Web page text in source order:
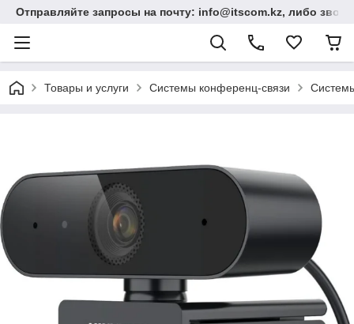
Отправляйте запросы на почту: info@itscom.kz, либо
Товары и услуги Системы конференц-связи